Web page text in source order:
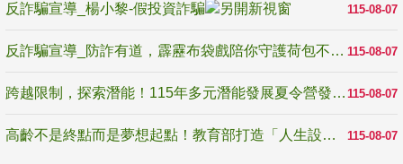
115-08-07
反詐騙宣導_楊小黎-假投資詐騙
115-08-07
反詐騙宣導_防詐有道，霹靂布袋戲陪你守護荷包不受騙
115-08-07
跨越限制，探索潛能！115年多元潛能發展夏令營發掘生命無限可能
115-08-07
高齡不是終點而是夢想起點！教育部打造「人生設計夢工場」 參展第3屆高齡健康產業博覽會